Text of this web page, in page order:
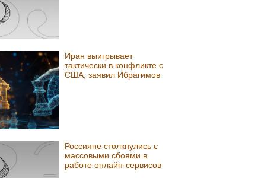
Иран выигрывает
тактически в конфликте с
США, заявил Ибрагимов
Россияне столкнулись с
массовыми сбоями в
работе онлайн-сервисов